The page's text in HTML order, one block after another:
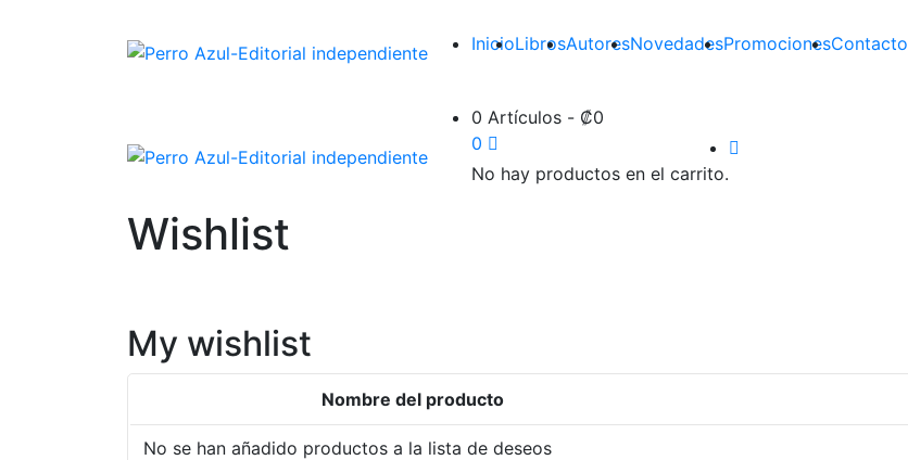
InicioLibrosAutoresNovedadesPromocionesContacto
0 Artículos - ₡0
0
No hay productos en el carrito.
Wishlist
My wishlist
Nombre del producto
No se han añadido productos a la lista de deseos